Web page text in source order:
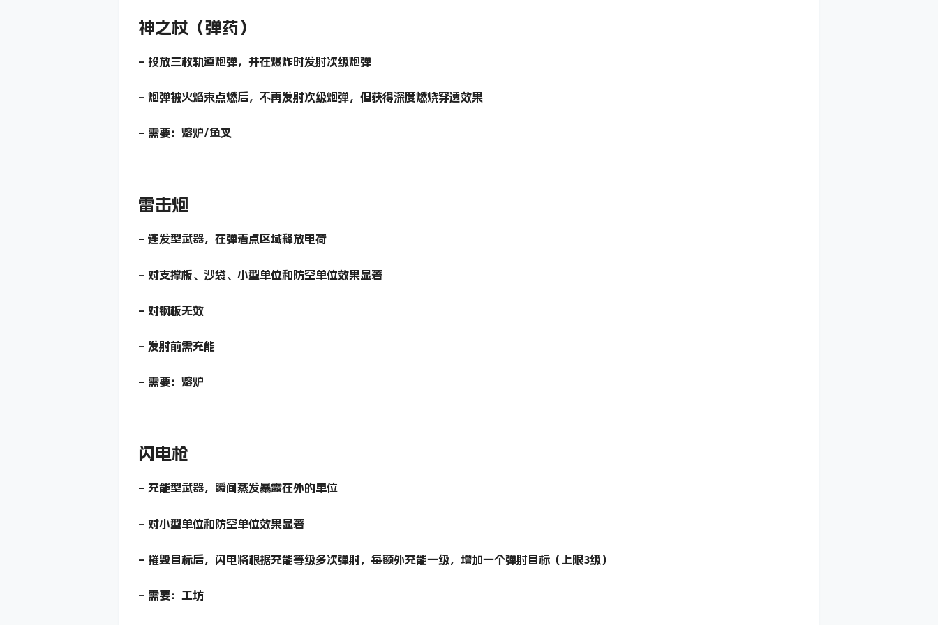
神之杖（弹药）
– 投放三枚轨道炮弹，并在爆炸时发射次级炮弹
– 炮弹被火焰束点燃后，不再发射次级炮弹，但获得深度燃烧穿透效果
– 需要：熔炉/鱼叉
雷击炮
– 连发型武器，在弹着点区域释放电荷
– 对支撑板、沙袋、小型单位和防空单位效果显著
– 对钢板无效
– 发射前需充能
– 需要：熔炉
闪电枪
– 充能型武器，瞬间蒸发暴露在外的单位
– 对小型单位和防空单位效果显著
– 摧毁目标后，闪电将根据充能等级多次弹射，每额外充能一级，增加一个弹射目标（上限3级）
– 需要：工坊